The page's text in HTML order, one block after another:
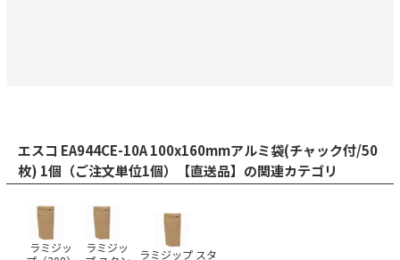
エスコ EA944CE-10A 100x160mmアルミ袋(チャック付/50
枚) 1個（ご注文単位1個）【直送品】の関連カテゴリ
ラミジッ
ラミジッ
ラミジップ スタ